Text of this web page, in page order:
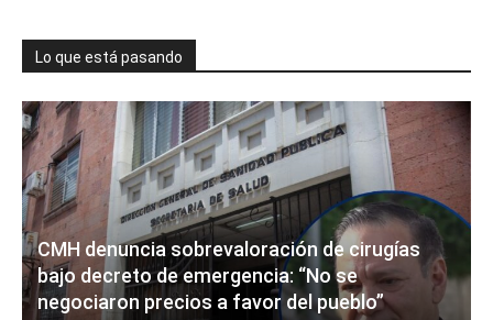
Lo que está pasando
CMH denuncia sobrevaloración de cirugías
bajo decreto de emergencia: “No se
negociaron precios a favor del pueblo”